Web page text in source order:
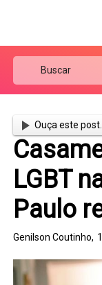
Ouça este post.
LGBT
Paulo
Genilson Coutinho,